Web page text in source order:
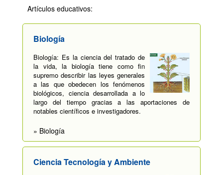
Artículos educativos:
Biología
Biología: Es la ciencia del tratado de
la vida, la biología tiene como fin
supremo describir las leyes generales
a las que obedecen los fenómenos
biológicos, ciencia desarrollada a lo
largo del tiempo gracias a las aportaciones de
notables científicos e investigadores.
» Biología
Ciencia Tecnología y Ambiente